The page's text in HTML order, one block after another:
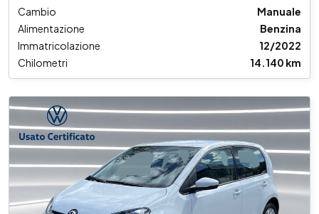
Cambio
Manuale
Alimentazione
Benzina
Immatricolazione
12/2022
Chilometri
14.140 km